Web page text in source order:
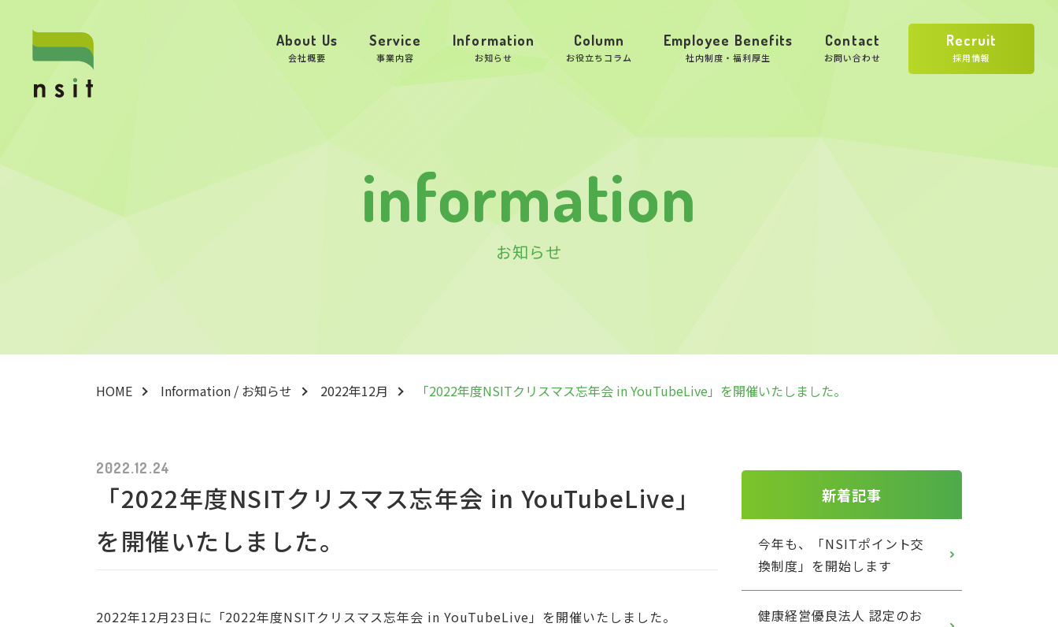
About Us
会社概要
Service
事業内容
Information
お知らせ
Column
お役立ちコラム
Employee Benefits
社内制度・福利厚生
Contact
お問い合わせ
Recruit
採用情報
information
お知らせ
HOME Information / お知らせ 2022年12月 「2022年度NSITクリスマス忘年会 in YouTubeLive」を開催いたしました。
2022.12.24
「2022年度NSITクリスマス忘年会 in YouTubeLive」
を開催いたしました。
2022年12月23日に「2022年度NSITクリスマス忘年会 in YouTubeLive」を開催いたしました。
新着記事
今年も、「NSITポイント交
換制度」を開始します
健康経営優良法人 認定のお